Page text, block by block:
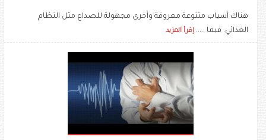
هناك أسباب متنوعة معروفة وأخرى مجهولة للصداع مثل النظام
الغذائي. فيما ..... إقرأ المزيد